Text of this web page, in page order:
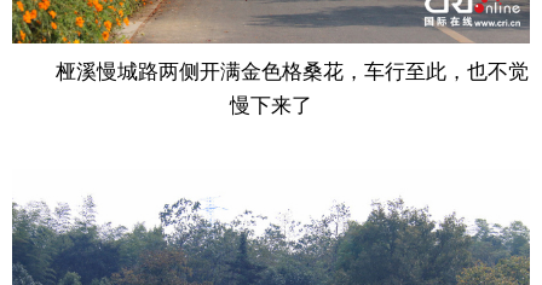
桠溪慢城路两侧开满金色格桑花，车行至此，也不觉
慢下来了